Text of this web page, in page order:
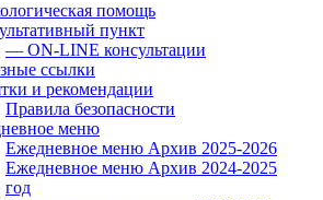
помощь
пункт
— ON-LINE консультации
ссылки
и рекомендации
Правила безопасности
меню
Ежедневное меню Архив 2025-2026
Ежедневное меню Архив 2024-2025
год